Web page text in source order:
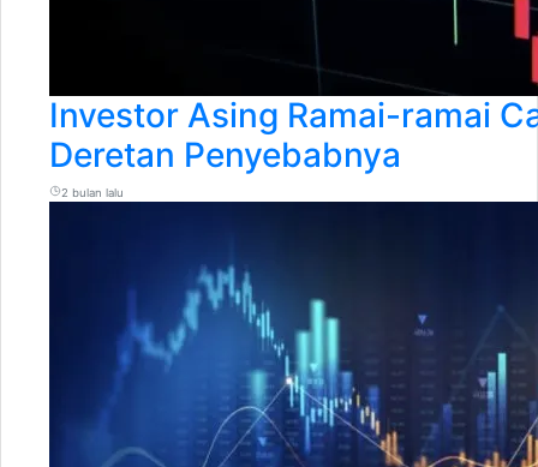
Investor Asing Ramai-ramai
Deretan Penyebabnya
2 bulan lalu